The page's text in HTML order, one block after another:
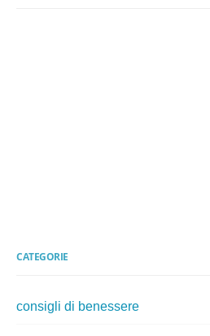
CATEGORIE
consigli di benessere